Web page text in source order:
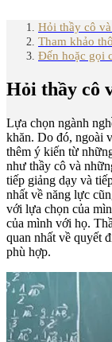
Hỏi thầy cô
Tham khảo
Đến hoặc gọi
Hỏi thầy cô
Lựa chọn ngành
khăn. Do đó, ngoài
thêm ý kiến từ
như thầy cô và
tiếp giảng dạy và
nhất về năng lực
với lựa chọn của
của mình với họ.
quan nhất về quyết
phù hợp.